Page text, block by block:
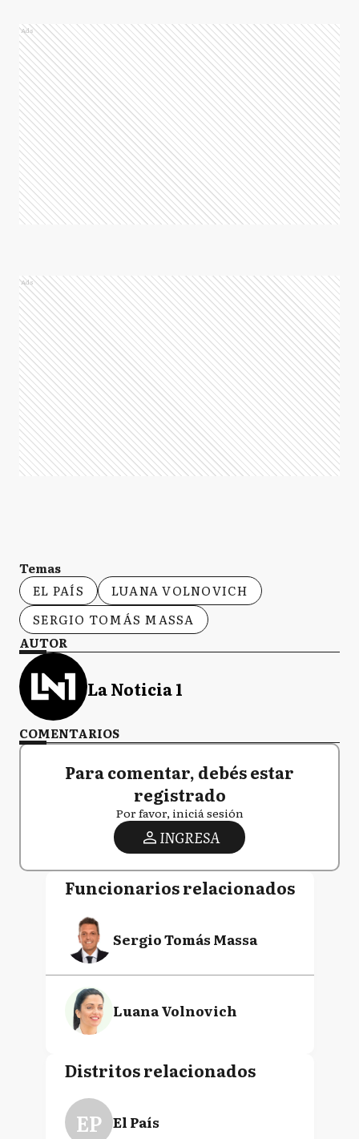
Ads
Ads
Temas
EL PAÍS
LUANA VOLNOVICH
SERGIO TOMÁS MASSA
AUTOR
La Noticia 1
COMENTARIOS
Para comentar, debés estar
registrado
Por favor, iniciá sesión
INGRESA
Funcionarios relacionados
Sergio Tomás Massa
Luana Volnovich
Distritos relacionados
EP El País